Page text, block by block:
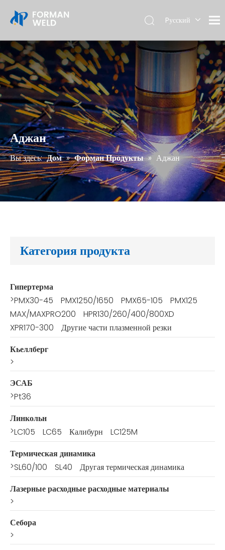
Pусский
Аджан
Вы здесь: Дом » Форман Продукты » Аджан
Категория продукта
Гипертерма
>PMX30-45 PMX1250/1650 PMX65-105
PMX125
MAX/MAXPRO200
HPR130/260/400/800XD
XPR170-300
Другие части плазменной резки
Кьеллберг
>
ЭСАБ
>Pt36
Линкольн
>LC105 LC65 Калибурн
LC125M
Термическая динамика
>SL60/100 SL40
Другая термическая динамика
Лазерные расходные расходные материалы
>
Себора
>